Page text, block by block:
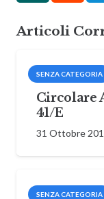
Articoli
SENZA CATEGORIA
Circolare
41/E
31 Ottobre
SENZA CATEGORIA